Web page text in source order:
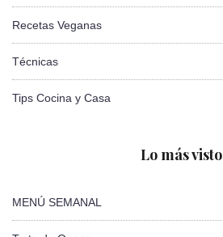
Recetas Veganas
Técnicas
Tips Cocina y Casa
Lo más visto
MENÚ SEMANAL